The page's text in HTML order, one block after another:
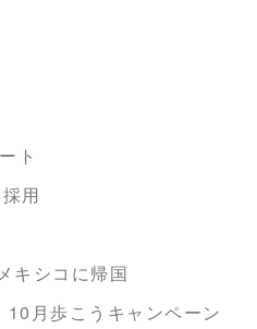
ト
用
キシコに帰国
10月歩こうキャンペーン